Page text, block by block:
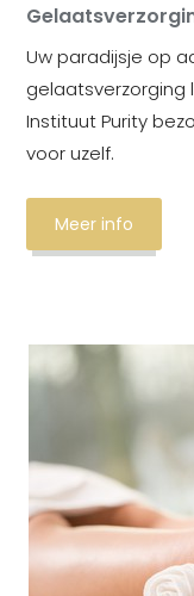
Uw paradijsje op
gelaatsverzorging
Instituut Purity
voor uzelf.
Meer info